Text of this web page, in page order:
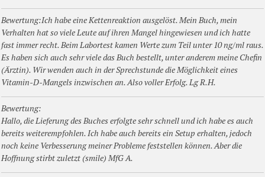
Bewertung:Ich habe eine Kettenreaktion ausgelöst. Mein Buch, mein
Verhalten hat so viele Leute auf ihren Mangel hingewiesen und ich hatte
fast immer recht. Beim Labortest kamen Werte zum Teil unter 10 ng/ml raus.
Es haben sich auch sehr viele das Buch bestellt, unter anderem meine Chefin
(Ärztin). Wir wenden auch in der Sprechstunde die Möglichkeit eines
Vitamin-D-Mangels inzwischen an. Also voller Erfolg. Lg R.H.
Bewertung:
Hallo, die Lieferung des Buches erfolgte sehr schnell und ich habe es auch
bereits weiterempfohlen. Ich habe auch bereits ein Setup erhalten, jedoch
noch keine Verbesserung meiner Probleme feststellen können. Aber die
Hoffnung stirbt zuletzt (smile) MfG A.